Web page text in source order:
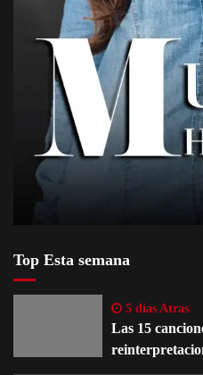
Top Esta semana
5 días Atras
Las 15